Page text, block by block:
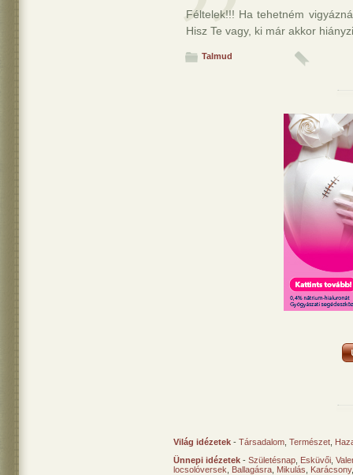
Féltelek!!! Ha tehetném
Hisz Te vagy, ki már akkor
Talmud
Világ idézetek - Társadalom Természet
Ünnepi idézetek - Születésnap Esküvői
locsolóversek
Ballagásra Mikulás Karácsony